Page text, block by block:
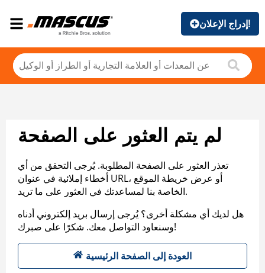
إدراج الإعلان!
لم يتم العثور على الصفحة
تعذر العثور على الصفحة المطلوبة. يُرجى التحقق من أي
أخطاء إملائية في عنوان URL، أو عرض خريطة الموقع
الخاصة بنا لمساعدتك في العثور على ما تريد.
هل لديك أي مشكلة أخرى؟ يُرجى إرسال بريد إلكتروني أدناه
وسنعاود التواصل معك. شكرًا على صبرك!
العودة إلى الصفحة الرئيسية